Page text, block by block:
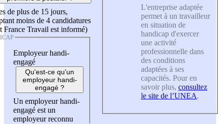
de plus de 15 jours,
moins de 4 candidatures
France Travail est informé)
Employeur handi-
engagé
Qu'est-ce qu'un
employeur handi-
engagé ?
Un employeur handi-
engagé est un
employeur reconnu
L'entreprise adaptée
permet à un travailleur
en situation de
handicap d'exercer
une activité
professionnelle dans
des conditions
adaptées à ses
capacités. Pour en
savoir plus, consultez
le site de l’UNEA.